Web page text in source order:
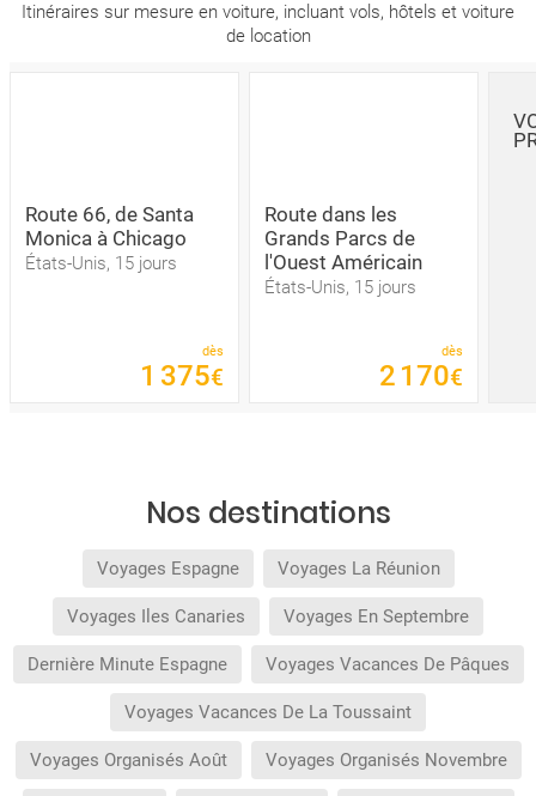
Itinéraires sur mesure en voiture, incluant vols, hôtels et voiture
de location
Route 66, de Santa
Monica à Chicago
États-Unis, 15 jours
dès
1 375€
Route dans les
Grands Parcs de
l'Ouest Américain
États-Unis, 15 jours
dès
2 170€
Nos destinations
Voyages Espagne Voyages La Réunion
Voyages Iles Canaries Voyages En Septembre
Dernière Minute Espagne Voyages Vacances De Pâques
Voyages Vacances De La Toussaint
Voyages Organisés Août Voyages Organisés Novembre